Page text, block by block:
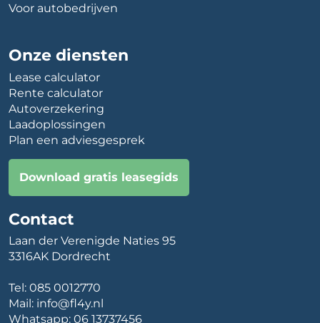
Voor autobedrijven
Onze diensten
Lease calculator
Rente calculator
Autoverzekering
Laadoplossingen
Plan een adviesgesprek
Download gratis leasegids
Contact
Laan der Verenigde Naties 95
3316AK Dordrecht
Tel: 085 0012770
Mail: info@fl4y.nl
Whatsapp: 06 13737456